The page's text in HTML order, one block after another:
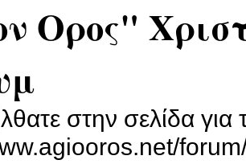
Ορος"
στην σελίδα για